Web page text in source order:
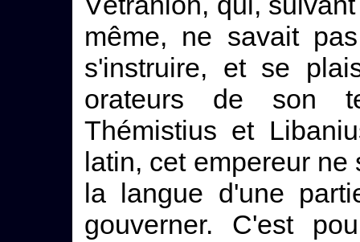
même, ne savait
s'instruire, et se
orateurs de son
Thémistius et
latin, cet empereur
la langue d'une
gouverner. C'est